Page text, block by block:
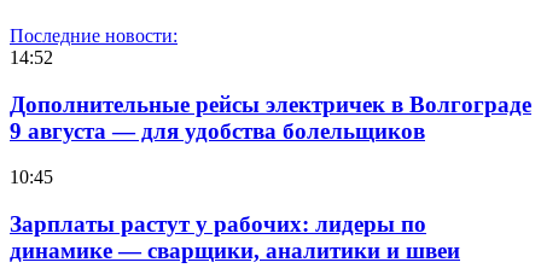
Последние новости:
14:52
Дополнительные рейсы электричек в Волгограде
9 августа — для удобства болельщиков
10:45
Зарплаты растут у рабочих: лидеры по
динамике — сварщики, аналитики и швеи